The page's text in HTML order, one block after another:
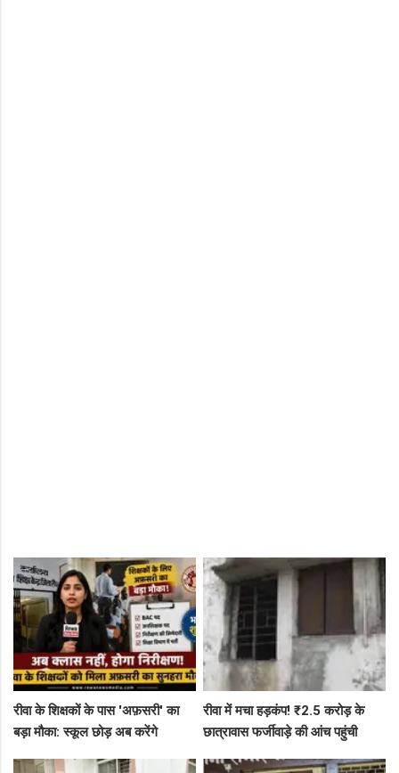
रीवा के शिक्षकों के पास 'अफ़सरी' का
बड़ा मौका: स्कूल छोड़ अब करेंगे
रीवा में मचा हड़कंप! ₹2.5 करोड़ के
छात्रावास फर्जीवाड़े की आंच पहुंची